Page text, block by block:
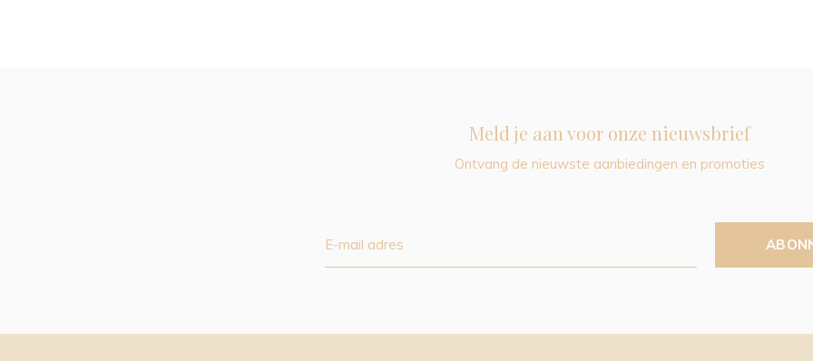
Meld je aan voor onze nieuwsbrief
Ontvang de nieuwste aanbiedingen en promoties